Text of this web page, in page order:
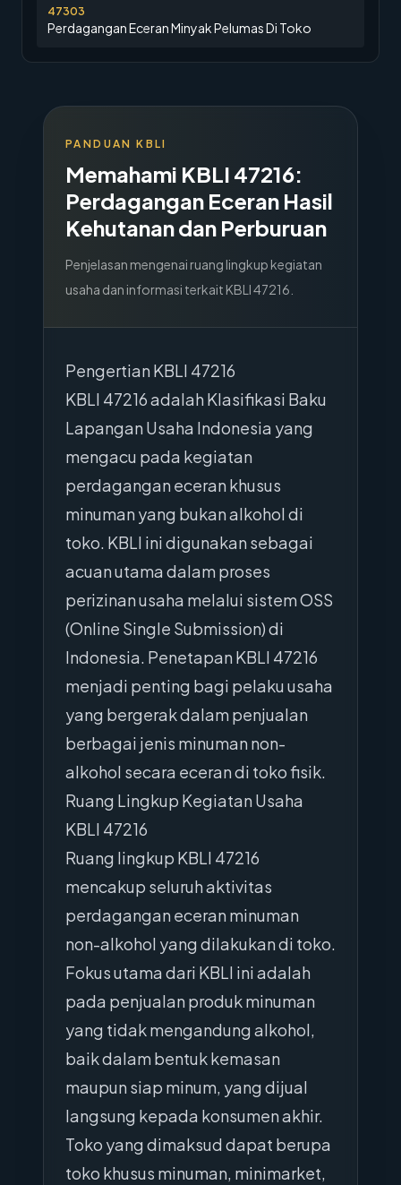
47303
Perdagangan Eceran Minyak Pelumas Di Toko
PANDUAN KBLI
Memahami KBLI 47216:
Perdagangan Eceran Hasil
Kehutanan dan Perburuan
Penjelasan mengenai ruang lingkup kegiatan
usaha dan informasi terkait KBLI47216
Pengertian KBLI 47216
KBLI 47216 adalah Klasifikasi Baku
Lapangan Usaha Indonesia yang
mengacu pada kegiatan
perdagangan eceran khusus
minuman yang bukan alkohol di
toko. KBLI ini digunakan sebagai
acuan utama dalam proses
perizinan usaha melalui sistem OSS
(Online Single Submission) di
Indonesia. Penetapan KBLI 47216
menjadi penting bagi pelaku usaha
yang bergerak dalam penjualan
berbagai jenis minuman non-
alkohol secara eceran di toko fisik.
Ruang Lingkup Kegiatan Usaha
KBLI 47216
Ruang lingkup KBLI 47216
mencakup seluruh aktivitas
perdagangan eceran minuman
non-alkohol yang dilakukan di toko.
Fokus utama dari KBLI ini adalah
pada penjualan produk minuman
yang tidak mengandung alkohol,
baik dalam bentuk kemasan
maupun siap minum, yang dijual
langsung kepada konsumen akhir.
Toko yang dimaksud dapat berupa
toko khusus minuman, minimarket,